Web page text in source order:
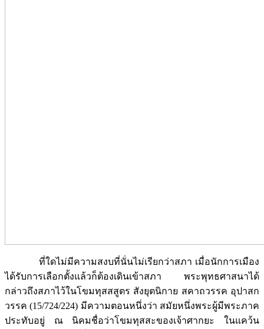
ที่ใดไม่มีความสงบที่นั่นไม่เรียกว่าสภา เมื่อนักการเมือง
ได้รับการเลือกตั้งแล้วก็ต้องเดินเข้าสภา พระพุทธศาสนาได้
กล่าวถึงสภาไว้ในโขมทุสสสูตร สังยุตนิกาย สคาถวรรค อุปาสก
วรรค (15/724/224) มีความตอนหนึ่งว่า สมัยหนึ่งพระผู้มีพระภาค
ประทับอยู่ ณ นิคมชื่อว่าโขมทุสสะของเจ้าศากยะ ในแคว้น